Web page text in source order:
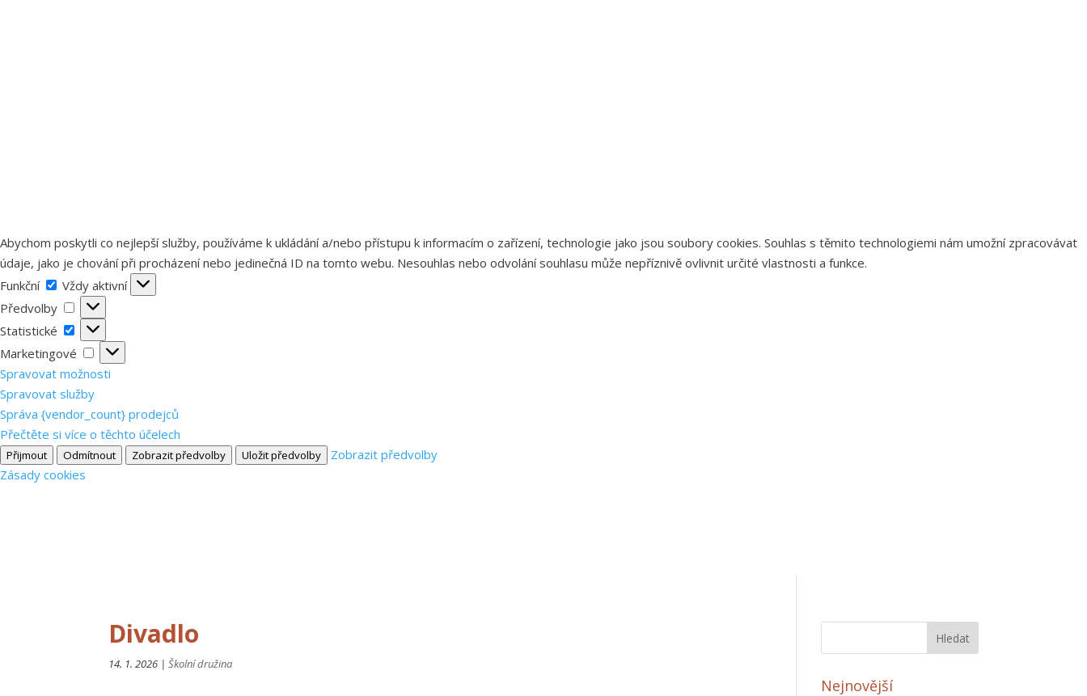
Abychom poskytli co nejlepší služby, používáme k ukládání a/nebo přístupu k informacím o zařízení, technologie jako jsou soubory cookies. Souhlas s těmito technologiemi nám umožní zpracovávat
údaje, jako je chování při procházení nebo jedinečná ID na tomto webu. Nesouhlas nebo odvolání souhlasu může nepříznivě ovlivnit určité vlastnosti a funkce.
Funkční
Funkční
Vždy aktivní
Předvolby
Předvolby
Statistické
Statistické
Marketingové
Marketingové
Spravovat možnosti
Spravovat služby
Správa {vendor_count} prodejců
Přečtěte si více o těchto účelech
Přijmout Odmítnout Zobrazit předvolby Uložit předvolby
Zobrazit předvolby
Zásady cookies
Divadlo
14. 1. 2026 |Školní družina
Nejnovější